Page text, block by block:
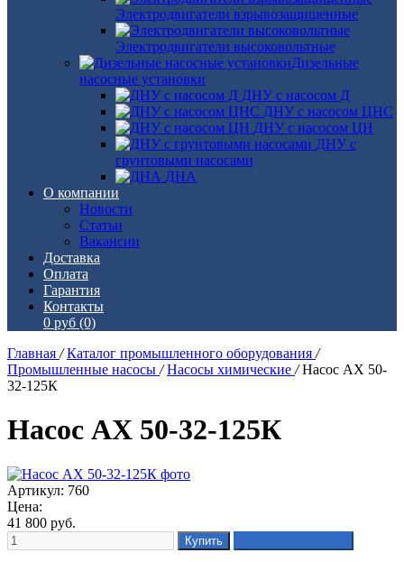
Электродвигатели взрывозащищенные
Электродвигатели высоковольтные
Дизельные
насосные установки
ДНУ с насосом Д
ДНУ с насосом ЦНС
ДНУ с насосом ЦН
ДНУ с
грунтовыми насосами
ДНА
О компании
Новости
Статьи
Вакансии
Доставка
Оплата
Гарантия
Контакты
0 руб (0)
Главная / Каталог промышленного оборудования /
Промышленные насосы / Насосы химические / Насос АХ 50-
32-125К
Насос АХ 50-32-125К
Артикул: 760
Цена:
41 800 руб.